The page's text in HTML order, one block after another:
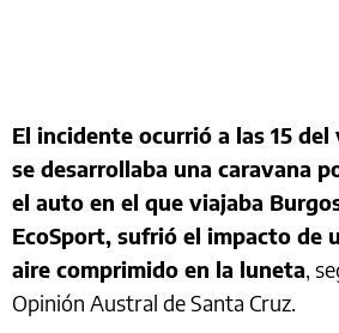
El incidente ocurrió a las 15
se desarrollaba una caravana
el auto en el que viajaba
EcoSport, sufrió el impacto de
aire comprimido en la luneta,
Opinión Austral de Santa Cruz.